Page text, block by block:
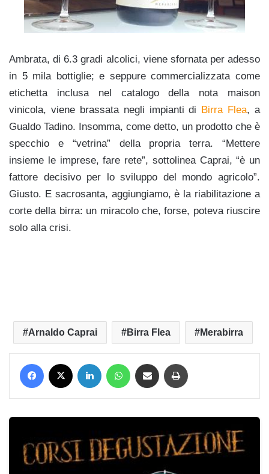
Ambrata, di 6.3 gradi alcolici, viene sfornata per adesso
in 5 mila bottiglie; e seppure commercializzata come
etichetta inclusa nel catalogo della nota maison
vinicola, viene brassata negli impianti di Birra Flea, a
Gualdo Tadino. Insomma, come detto, un prodotto che è
specchio e “vetrina” della propria terra. “Mettere
insieme le imprese, fare rete”, sottolinea Caprai, “è un
fattore decisivo per lo sviluppo del mondo agricolo”.
Giusto. E sacrosanta, aggiungiamo, è la riabilitazione a
corte della birra: un miracolo che, forse, poteva riuscire
solo alla crisi.
Arnaldo Caprai Birra Flea Merabirra
Facebook LinkedIn WhatsApp Condividi via mail